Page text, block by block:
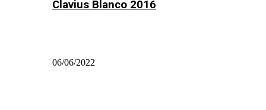
Clavius Blanco 2016
06/06/2022